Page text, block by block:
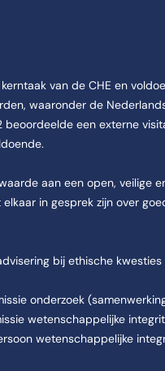
van de CHE en
waaronder de
beoordeelde een externe
aan een open, veilige
in gesprek zijn over
bij ethische
onderzoek
wetenschappelijke
wetenschappelijke